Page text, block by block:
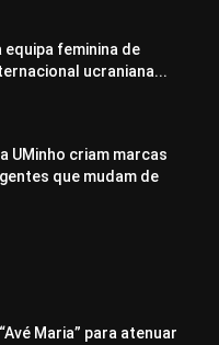
equipa feminina de
ucraniana...
UMinho criam marcas
que mudam de
Maria” para atenuar